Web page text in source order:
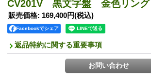
CV201V 黒文字盤 金色リング
販売価格: 169,400円(税込)
Facebookでシェア
返品特約に関する重要事項